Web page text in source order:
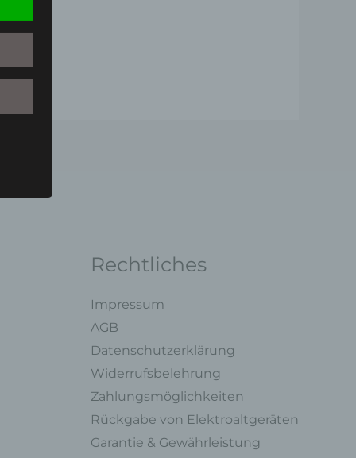
Rechtliches
Impressum
AGB
Datenschutzerklärung
Widerrufsbelehrung
Zahlungsmöglichkeiten
Rückgabe von Elektroaltgeräten
Garantie & Gewährleistung
mit